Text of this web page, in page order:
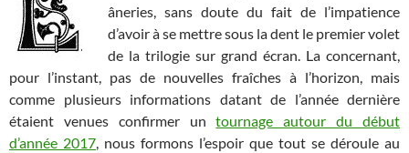
âneries, sans doute du fait de l’impatience
d’avoir à se mettre sous la dent le premier volet
de la trilogie sur grand écran. La concernant,
pour l’instant, pas de nouvelles fraîches à l’horizon, mais
comme plusieurs informations datant de l’année dernière
étaient venues confirmer untournage autour du début
d’année 2017, nous formons l’espoir que tout se déroule au